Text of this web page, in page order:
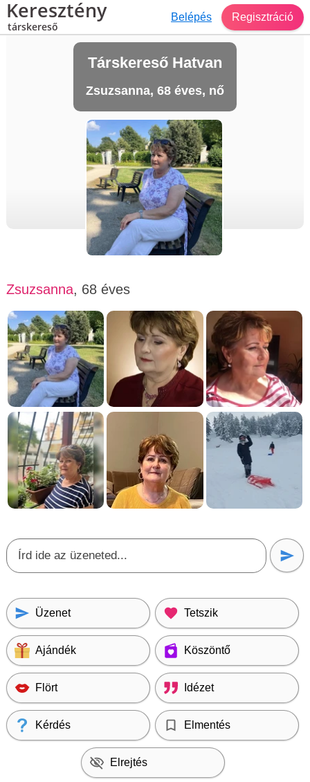
Keresztény
társkereső
Belépés Regisztráció
Társkereső Hatvan
Zsuzsanna, 68 éves, nő
Zsuzsanna, 68 éves
Üzenet Tetszik
Ajándék Köszöntő
Flört Idézet
Kérdés Elmentés
Elrejtés